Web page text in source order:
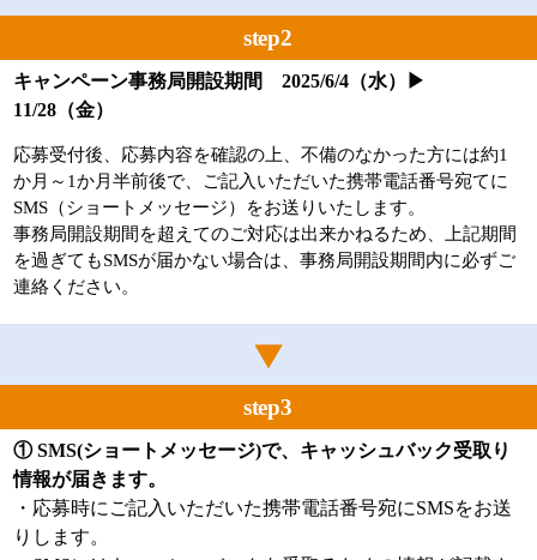
step2
キャンペーン事務局開設期間 2025/6/4（水）▶
11/28（金）
応募受付後、応募内容を確認の上、不備のなかった方には約1
か月～1か月半前後で、ご記入いただいた携帯電話番号宛てに
SMS（ショートメッセージ）をお送りいたします。
事務局開設期間を超えてのご対応は出来かねるため、上記期間
を過ぎてもSMSが届かない場合は、事務局開設期間内に必ずご
連絡ください。
step3
① SMS(ショートメッセージ)で、キャッシュバック受取り
情報が届きます。
・応募時にご記入いただいた携帯電話番号宛にSMSをお送
りします。